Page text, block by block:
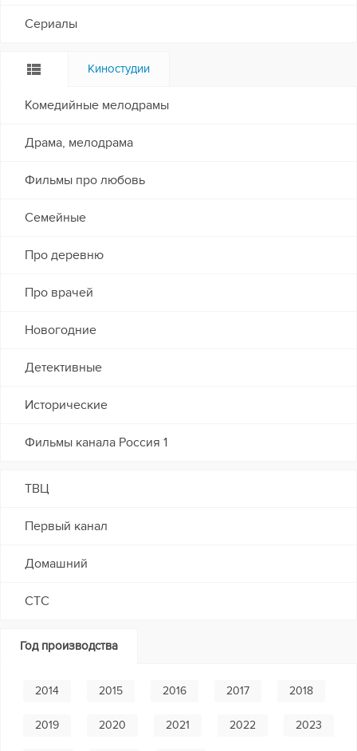
Сериалы
Киностудии
Комедийные мелодрамы
Драма, мелодрама
Фильмы про любовь
Семейные
Про деревню
Про врачей
Новогодние
Детективные
Исторические
Фильмы канала Россия 1
ТВЦ
Первый канал
Домашний
СТС
Год производства
2014 2015 2016 2017 2018
2019 2020 2021 2022 2023